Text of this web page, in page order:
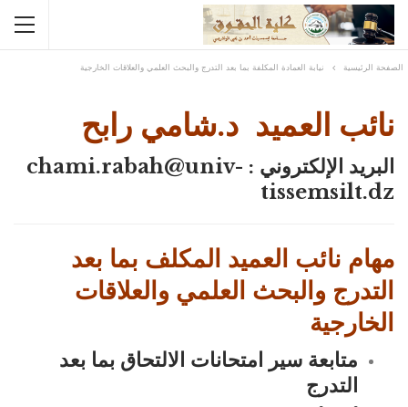
الصفحة الرئيسية نيابة العمادة المكلفة بما بعد التدرج والبحث العلمي والعلاقات الخارجية
نائب العميد د.شامي رابح
البريد الإلكتروني : chami.rabah@univ-
tissemsilt.dz
مهام نائب العميد المكلف بما بعد
التدرج والبحث العلمي والعلاقات
الخارجية
متابعة سير امتحانات الالتحاق بما بعد
التدرج